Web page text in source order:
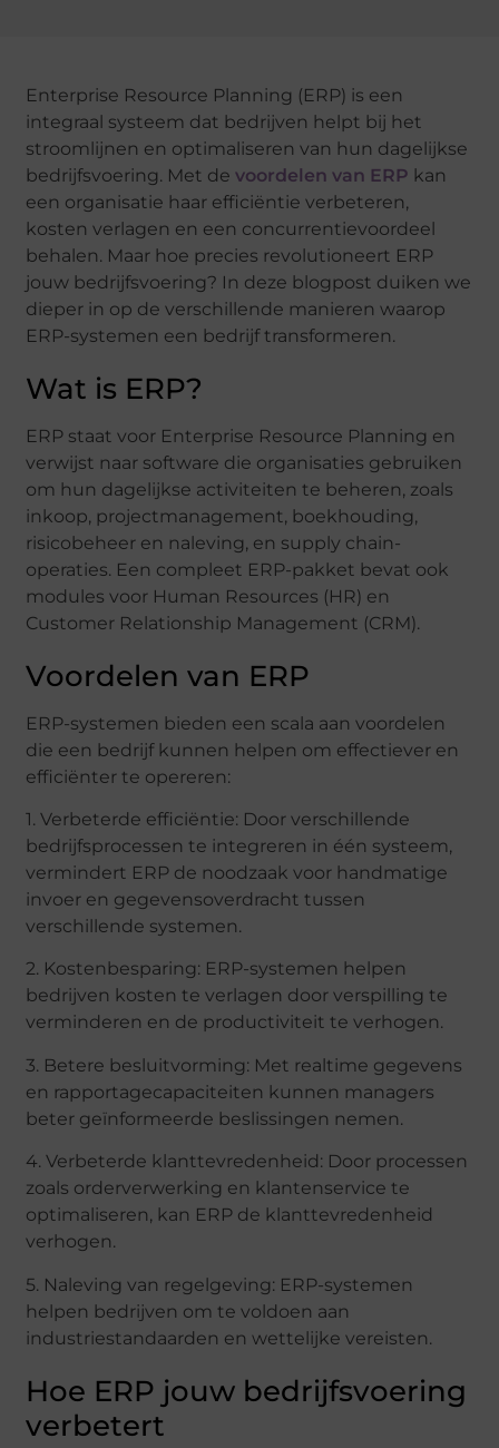
Enterprise Resource Planning (ERP) is een
integraal systeem dat bedrijven helpt bij het
stroomlijnen en optimaliseren van hun dagelijkse
bedrijfsvoering. Met devoordelen van ERP kan
een organisatie haar efficiëntie verbeteren,
kosten verlagen en een concurrentievoordeel
behalen. Maar hoe precies revolutioneert ERP
jouw bedrijfsvoering? In deze blogpost duiken we
dieper in op de verschillende manieren waarop
ERP-systemen een bedrijf transformeren.
Wat is ERP?
ERP staat voor Enterprise Resource Planning en
verwijst naar software die organisaties gebruiken
om hun dagelijkse activiteiten te beheren, zoals
inkoop, projectmanagement, boekhouding,
risicobeheer en naleving, en supply chain-
operaties. Een compleet ERP-pakket bevat ook
modules voor Human Resources (HR) en
Customer Relationship Management (CRM).
Voordelen van ERP
ERP-systemen bieden een scala aan voordelen
die een bedrijf kunnen helpen om effectiever en
efficiënter te opereren:
1. Verbeterde efficiëntie: Door verschillende
bedrijfsprocessen te integreren in één systeem,
vermindert ERP de noodzaak voor handmatige
invoer en gegevensoverdracht tussen
verschillende systemen.
2. Kostenbesparing: ERP-systemen helpen
bedrijven kosten te verlagen door verspilling te
verminderen en de productiviteit te verhogen.
3. Betere besluitvorming: Met realtime gegevens
en rapportagecapaciteiten kunnen managers
beter geïnformeerde beslissingen nemen.
4. Verbeterde klanttevredenheid: Door processen
zoals orderverwerking en klantenservice te
optimaliseren, kan ERP de klanttevredenheid
verhogen.
5. Naleving van regelgeving: ERP-systemen
helpen bedrijven om te voldoen aan
industriestandaarden en wettelijke vereisten.
Hoe ERP jouw bedrijfsvoering
verbetert